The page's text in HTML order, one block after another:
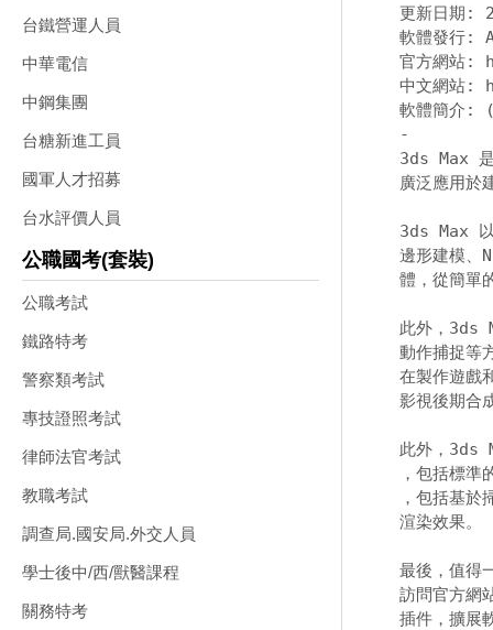
台鐵營運人員
中華電信
中鋼集團
台糖新進工員
國軍人才招募
台水評價人員
公職國考(套裝)
公職考試
鐵路特考
警察類考試
專技證照考試
律師法官考試
教職考試
調查局.國安局.外交人員
學士後中/西/獸醫課程
關務特考
更新日期:
軟體發行:
官方網站:
中文網站:
-
3ds Max
廣泛應用於
3ds Max 以
邊形建模、
體，從簡單
此外，3ds
動作捕捉等
在製作遊戲
影視後期合
此外，3ds
，包括標
，包括基
渲染效果。
最後，值得
訪問官方網
插件，擴展